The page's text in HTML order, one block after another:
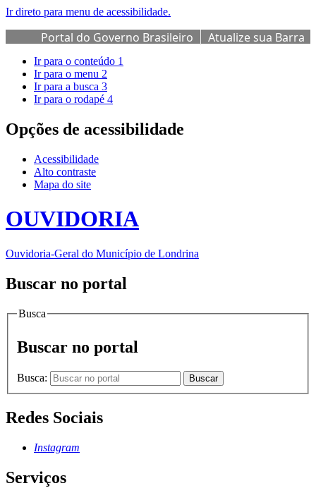
Ir direto para menu de acessibilidade.
Portal do Governo Brasileiro
Atualize sua Barra
de Governo
Ir para o conteúdo 1
Ir para o menu 2
Ir para a busca 3
Ir para o rodapé 4
Opções de acessibilidade
Acessibilidade
Alto contraste
Mapa do site
OUVIDORIA
Ouvidoria-Geral do Município de Londrina
Buscar no portal
Busca
Buscar no portal
Busca: Buscar
Redes Sociais
Instagram
Serviços